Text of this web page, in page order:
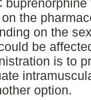
the
on the
be
is to
option.